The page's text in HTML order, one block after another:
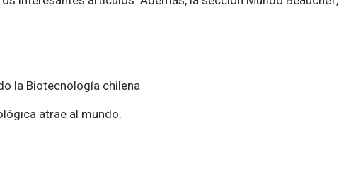
la Biotecnología chilena
atrae al mundo.